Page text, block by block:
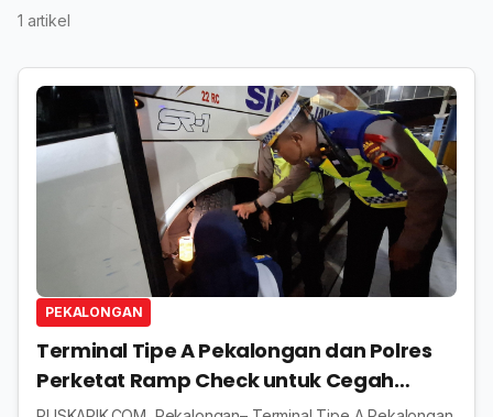
1 artikel
PEKALONGAN
Terminal Tipe A Pekalongan dan Polres
Perketat Ramp Check untuk Cegah
Kecelakaan Selama Mudik Lebaran